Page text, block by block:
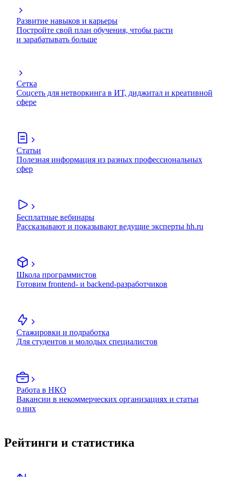
Развитие навыков и карьеры
Постройте свой план обучения, чтобы расти
и зарабатывать больше
Сетка
Соцсеть для нетворкинга в ИТ, диджитал и креативной
сфере
Статьи
Полезная информация из разных профессиональных
сфер
Бесплатные вебинары
Рассказывают и показывают ведущие эксперты hh.ru
Школа программистов
Готовим frontend- и backend-разработчиков
Стажировки и подработка
Для студентов и молодых специалистов
Работа в НКО
Вакансии в некоммерческих организациях и статьи
о них
Рейтинги и статистика